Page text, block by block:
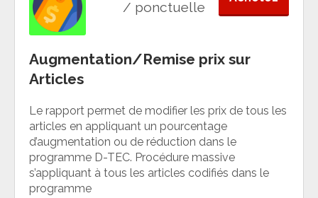
/ ponctuelle
Augmentation/Remise prix sur
Articles
Le rapport permet de modifier les prix de tous les
articles en appliquant un pourcentage
d’augmentation ou de réduction dans le
programme D-TEC. Procédure massive
s’appliquant à tous les articles codifiés dans le
programme